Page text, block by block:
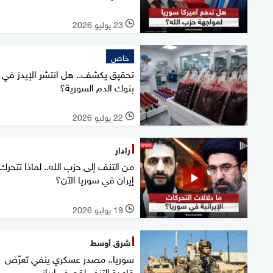
l 23 يوليو 2026
خاص
تحقيق يكشف.. هل انتشر الإيدز في
بنوك الدم السورية؟
l 22 يوليو 2026
رادار
من التنف إلى حزب الله.. لماذا
إيران في سوريا الآن؟
l 19 يوليو 2026
شرق أوسط
سوريا.. مصدر عسكري ينفي تعرّض